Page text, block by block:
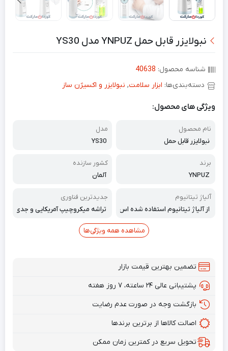
نبولایزر قابل حمل YNPUZ مدل YS30
شناسه محصول: 40638
دسته‌بندی‌ها: ابزار سلامت, نبولایزر و اکسیژن ساز
ویژگی های محصول:
نام محصول
نبولایزر قابل حمل
مدل
YS30
برند
YNPUZ
کشور سازنده
آلمان
آلیاژ تیتانیوم
از آلیاژ تیتانیوم استفاده شده اس
جدیدترین فناوری
تراشه میکروچیپ آمریکایی و جدی
تراسونیک آلمانی
مشاهده همه ویژگی‌ها
تضمین بهترین قیمت بازار
پشتیبانی عالی ۲۴ ساعته، ۷ روز هفته
بازگشت وجه در صورت عدم رضایت
اصالت کالاها از برترین برندها
تحویل سریع در کمترین زمان ممکن